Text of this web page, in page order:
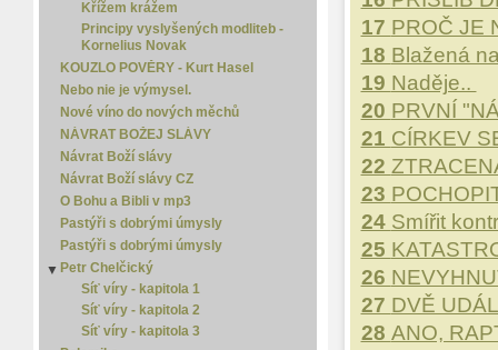
Jakub
Janovo evangelium
Jeremiáš
Jonáš
Jozue
Joél
Juda
Jób
Kazatel
Koloským
Komentáře k Bibli - Starý zákon
Lukášovo evangelium
Malachiáš
Markovo evangelium
Matoušovo evangelium
Micheáš
Nahum
Křížem krážem
Principy vyslyšených modliteb -
Kornelius Novak
KOUZLO POVĚRY - Kurt Hasel
Nebo nie je výmysel.
Nové víno do nových měchů
NÁVRAT BOŽEJ SLÁVY
Návrat Boží slávy
Návrat Boží slávy CZ
O Bohu a Bibli v mp3
Pastýři s dobrými úmysly
Pastýři s dobrými úmysly
▼ Petr Chelčický
Síť víry - kapitola 1
Síť víry - kapitola 2
Síť víry - kapitola 3
17 PROČ JE
18 Blažená
19 Naděje..
20 PRVNÍ
21 CÍRKEV
22
23
24 Smířit
25
26
27 DVĚ
28 ANO,